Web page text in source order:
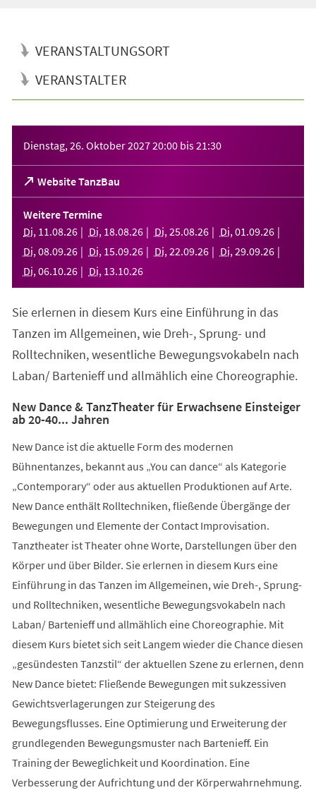
VERANSTALTUNGSORT
VERANSTALTER
Dienstag, 26. Oktober 202720:00 bis21:30
Website TanzBau
(Öffnet
in
einem
neuen
Tab)
Weitere Termine
Di, 11 .08.26 Di, 18.08.26 Di, 25.08.26 Di, 01 .09.26
Di, 08.09.26 Di, 15.09.26 Di, 22.09.26 Di, 29.09.26
Di, 06.10.26 Di, 13.10.26
Sie erlernen in diesem Kurs eine Einführung in das
Tanzen im Allgemeinen, wie Dreh-, Sprung- und
Rolltechniken, wesentliche Bewegungsvokabeln nach
Laban/ Bartenieff und allmählich eine Choreographie.
New Dance & TanzTheater für Erwachsene Einsteiger
ab 20-40... Jahren
New Dance ist die aktuelle Form des modernen
Bühnentanzes, bekannt aus „You can dance“ als Kategorie
„Contemporary“ oder aus aktuellen Produktionen auf Arte.
New Dance enthält Rolltechniken, fließende Übergänge der
Bewegungen und Elemente der Contact Improvisation.
Tanztheater ist Theater ohne Worte, Darstellungen über den
Körper und über Bilder. Sie erlernen in diesem Kurs eine
Einführung in das Tanzen im Allgemeinen, wie Dreh-, Sprung-
und Rolltechniken, wesentliche Bewegungsvokabeln nach
Laban/ Bartenieff und allmählich eine Choreographie. Mit
diesem Kurs bietet sich seit Langem wieder die Chance diesen
„gesündesten Tanzstil“ der aktuellen Szene zu erlernen, denn
New Dance bietet: Fließende Bewegungen mit sukzessiven
Gewichtsverlagerungen zur Steigerung des
Bewegungsflusses. Eine Optimierung und Erweiterung der
grundlegenden Bewegungsmuster nach Bartenieff. Ein
Training der Beweglichkeit und Koordination. Eine
Verbesserung der Aufrichtung und der Körperwahrnehmung.